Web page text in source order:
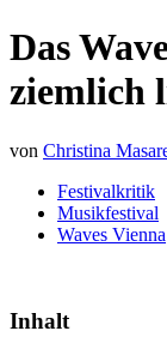
Das
ziemlich
von Christina
Festivalkritik
Musikfestival
Waves Vienna
Inhalt